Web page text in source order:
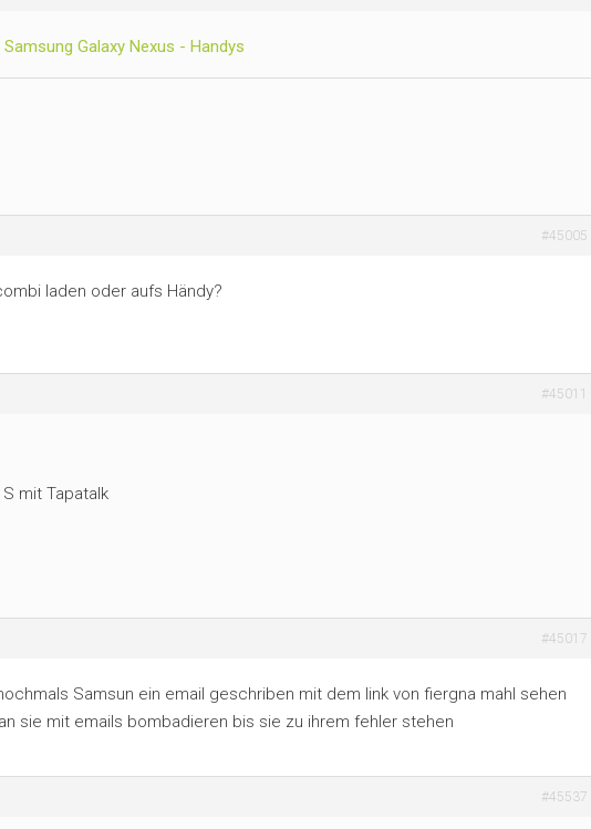
Samsung Galaxy Nexus - Handys
#45005
laden oder aufs Händy?
#45011
mit Tapatalk
#45017
Samsun ein email geschriben mit dem link von fiergna mahl sehen
sie mit emails bombadieren bis sie zu ihrem fehler stehen
#45537